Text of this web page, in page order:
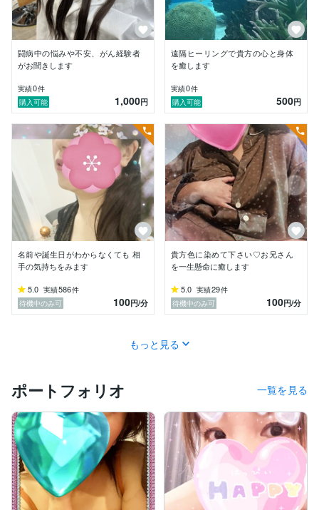
闘病中の悩みや不安、がん経験者
がお聞きします
実績0件
購入可能
1,000円
遠隔ヒーリングで貴方の心と身体
を癒します
実績0件
購入可能
500円
名前や誕生日がわからなくても 相
手の気持ちをみます
5.0 実績586件
待機中のみ可
100円/分
貴方色に染めて下さい♡お兄さん
を一生懸命に癒します
5.0 実績29件
待機中のみ可
100円/分
もっと見る
ポートフォリオ 一覧を見る